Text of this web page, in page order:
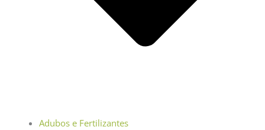
Adubos e Fertilizantes